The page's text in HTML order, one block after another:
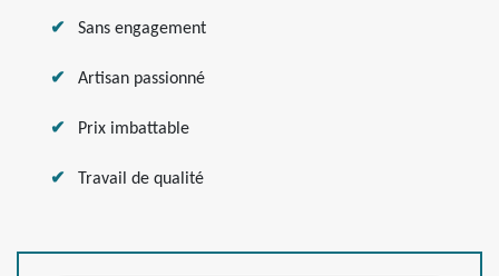
Sans engagement
Artisan passionné
Prix imbattable
Travail de qualité